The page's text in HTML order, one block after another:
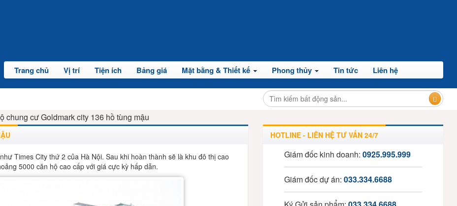
Trang chủ Vị trí Tiện ích Bảng giá Mặt bằng & Thiết kế Phong thủy Tin tức Liên hệ
chung cư Goldmark city 136 hồ tùng mậu
Times City thứ 2 của Hà Nội. Sau khi hoàn thành sẽ là khu đô thị cao
5000 căn hộ cao cấp với giá cực kỳ hấp dẫn.
HOTLINE - LIÊN HỆ TƯ VẤN 24/7
Giám đốc kinh doanh: 0925.995.999
Giám đốc dự án: 033.334.6688